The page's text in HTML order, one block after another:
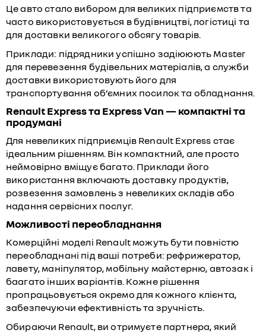
Це авто стало вибором для великих підприємств та
часто використовується в будівництві, логістиці та
для доставки великогого обсягу товарів.
Приклади: підрядники успішно задіююють Master
для перевезення будівельних матеріалів, а служби
доставки використовують його для
транспортування об’ємних посилок та обладнання.
Renault Express та Express Van — компактні та
продумані
Для невеликих підприємців Renault Express стає
ідеальним рішенням. Він компактний, але просто
неймовірно вміщує багато. Приклади його
використання включають доставку продуктів,
розвезення замовлень з невеликих складів або
надання сервісних послуг.
Можливості переобладнання
Комерційні моделі Renault можуть бути повністю
переобладнані під ваші потреби: рефрижератор,
лавету, маніпулятор, мобільну майстерню, автозак і
баагато інших варіантів. Кожне рішення
пропрацьовується окремо для кожного клієнта,
забезпечуючи ефективність та зручність.
Обираючи Renault, ви отримуєте партнера, який